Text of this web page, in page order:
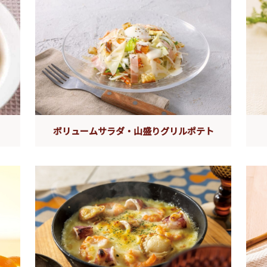
ボリュームサラダ・山盛りグリルポテト